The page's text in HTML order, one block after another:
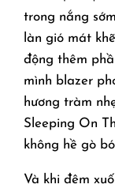
trong nắng
làn gió mát
động thêm
mình blazer
hương tràm
Sleeping On
không hề gò
Và khi đêm